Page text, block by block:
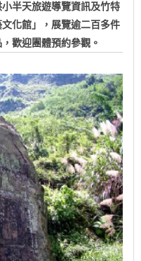
半天旅遊導覽資訊及竹特
化館」，展覽逾二百多件
歡迎團體預約參觀。